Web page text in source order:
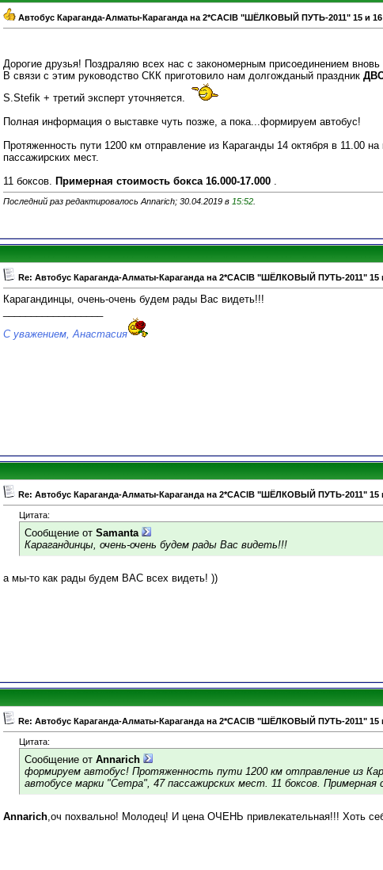
Автобус Караганда-Алматы-Караганда на 2*CACIB "ШЁЛКОВЫЙ ПУТЬ-2011" 15 и
Дорогие друзья! Поздраляю всех нас с закономерным присоединением вновь
В связи с этим руководство СКК приготовило нам долгожданый праздник
S.Stefik + третий эксперт уточняется.
Полная информация о выставке чуть позже, а пока...формируем автобус!
Протяженность пути 1200 км отправление из Караганды 14 октября в 11.00
пассажирских мест.
11 боксов. Примерная стоимость бокса 16.000-17.000 .
Последний раз редактировалось Annarich; 30.04.2019 в 15:52
Re: Автобус Караганда-Алматы-Караганда на 2*CACIB "ШЁЛКОВЫЙ ПУТЬ-2011" 15
Карагандинцы, очень-очень будем рады Вас видеть!!!
С уважением, Анастасия
Re: Автобус Караганда-Алматы-Караганда на 2*CACIB "ШЁЛКОВЫЙ ПУТЬ-2011" 15
Цитата:
Сообщение от Samanta
Карагандинцы, очень-очень будем рады Вас видеть!!!
а мы-то как рады будем ВАС всех видеть! ))
Re: Автобус Караганда-Алматы-Караганда на 2*CACIB "ШЁЛКОВЫЙ ПУТЬ-2011" 15
Цитата:
Сообщение от Annarich
формируем автобус! Протяженность пути 1200 км отправление из
автобусе марки "Сетра", 47 пассажирских мест. 11 боксов. Примерная
Annarich,оч похвально! Молодец! И цена ОЧЕНЬ привлекательная!!! Хоть